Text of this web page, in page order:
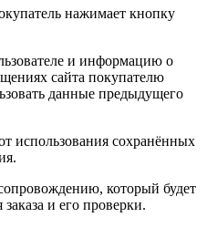
нажимает кнопку
и информацию о
сайта покупателю
данные предыдущего
использования сохранённых
который будет
и его проверки.